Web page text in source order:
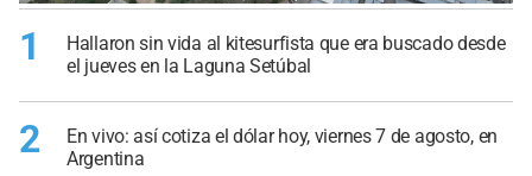
1
Hallaron sin vida al kitesurfista que era buscado desde
el jueves en la Laguna Setúbal
2
En vivo: así cotiza el dólar hoy, viernes 7 de agosto, en
Argentina